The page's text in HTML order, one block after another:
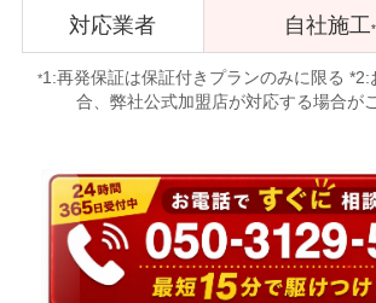
対応業者 自社施工
*1:再発保証は保証付きプランのみに限る *2:
合、弊社公式加盟店が対応する場合が